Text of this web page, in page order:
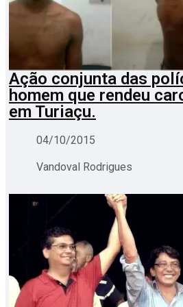
Ação conjunta das
homem que rendeu
em Turiaçu.
04/10/2015
Vandoval Rodrigues